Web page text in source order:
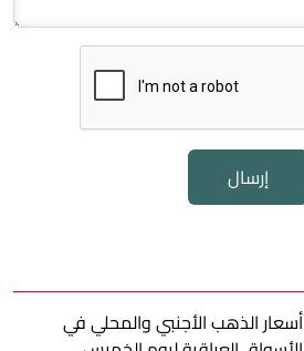
إرسال
أسعار الذهب الأجنبي والمحلي في